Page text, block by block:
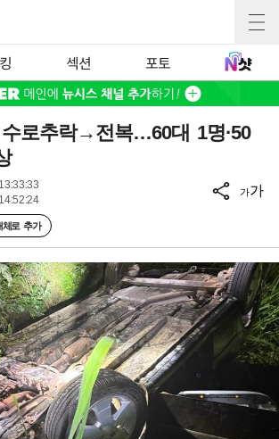
섹션 포토
로추락→전복…60대 1명·50
체로 추가
가가